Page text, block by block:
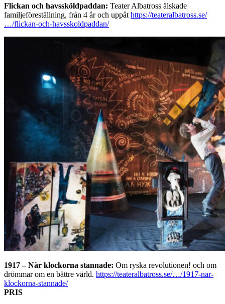
Flickan och havssköldpaddan: Teater Albatross älskade
familjeföreställning, från 4 år och uppåt https://teateralbatross.se/
…/flickan-och-havsskoldpaddan/
1917 – När klockorna stannade: Om ryska revolutionen! och om
drömmar om en bättre värld. https://teateralbatross.se/…/1917-nar-
klockorna-stannade/
PRIS